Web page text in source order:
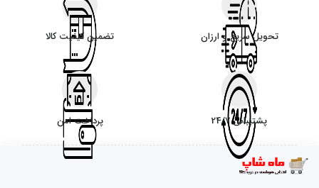
تحویل سریع و ارزان تضمین کیفیت کالا
پشتیبانی 24/7 پرداخت امن